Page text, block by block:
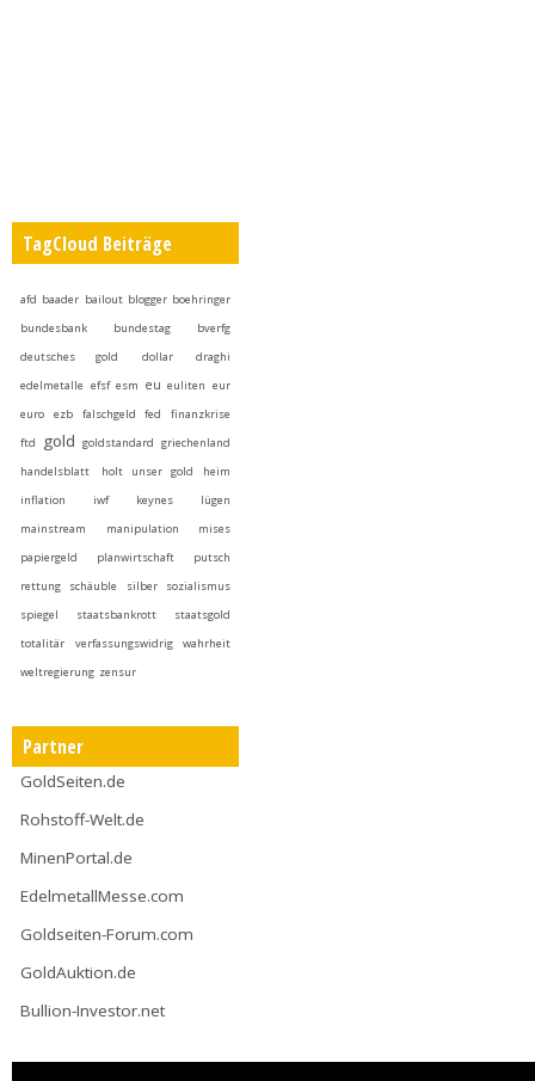
TagCloud Beiträge
afd baader bailout blogger boehringer
bundesbank
bundestag
bverfg
deutsches gold
dollar
draghi
edelmetalle efsf esm eu euliten eur
euro
ezb falschgeld fed
finanzkrise
ftd
gold goldstandard griechenland
handelsblatt
holt unser gold heim
inflation
iwf keynes
lügen
mainstream
manipulation
mises
papiergeld
planwirtschaft
putsch
rettung
schäuble silber
sozialismus
spiegel
staatsbankrott
staatsgold
totalitär
verfassungswidrig
wahrheit
weltregierung zensur
Partner
GoldSeiten.de
Rohstoff-Welt.de
MinenPortal.de
EdelmetallMesse.com
Goldseiten-Forum.com
GoldAuktion.de
Bullion-Investor.net